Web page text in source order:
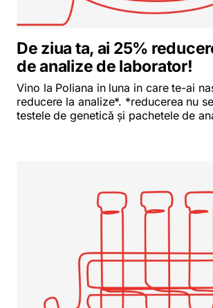
De ziua ta, ai 25%
de analize de laborator!
Vino la Poliana in luna in care te-ai
reducere la analize*. *reducerea nu
testele de genetică și pachetele de